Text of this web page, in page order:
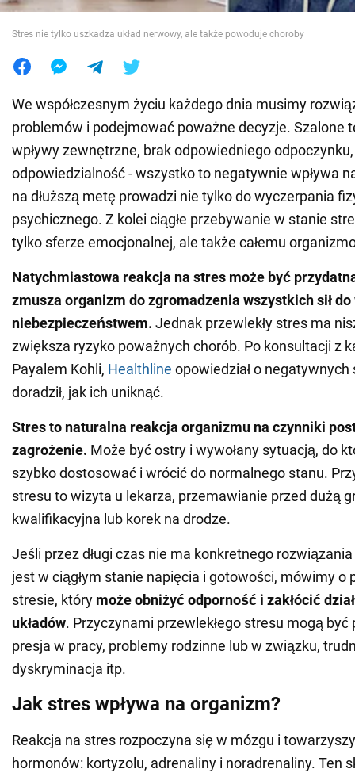
Jedzenie
Stres nie tylko uszkadza układ nerwowy, ale także powoduje choroby
We współczesnym życiu każdego dnia musimy
problemów i podejmować poważne decyzje. Szalone
wpływy zewnętrzne, brak odpowiedniego
odpowiedzialność - wszystko to negatywnie wpływa
na dłuższą metę prowadzi nie tylko do wyczerpania
psychicznego. Z kolei ciągłe przebywanie w stanie
tylko sferze emocjonalnej, ale także całemu
Natychmiastowa reakcja na stres może być
zmusza organizm do zgromadzenia wszystkich sił
niebezpieczeństwem. Jednak przewlekły stres ma
zwiększa ryzyko poważnych chorób. Po konsultacji z
Payalem Kohli, Healthline opowiedział o
doradził, jak ich uniknąć.
Stres to naturalna reakcja organizmu na czynniki
zagrożenie. Może być ostry i wywołany sytuacją, do
szybko dostosować i wrócić do normalnego stanu.
stresu to wizyta u lekarza, przemawianie przed dużą
kwalifikacyjna lub korek na drodze.
Jeśli przez długi czas nie ma konkretnego rozwiązania
jest w ciągłym stanie napięcia i gotowości, mówimy o
stresie, który może obniżyć odporność i zakłócić
układów. Przyczynami przewlekłego stresu mogą być
presja w pracy, problemy rodzinne lub w związku,
dyskryminacja itp.
Jak stres wpływa na organizm?
Reakcja na stres rozpoczyna się w mózgu i
hormonów: kortyzolu, adrenaliny i noradrenaliny. Ten